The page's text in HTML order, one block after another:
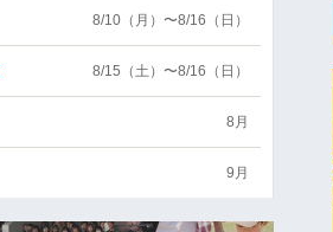
8/10（月）〜8/16（日）
8/15（土）〜8/16（日）
8月
9月